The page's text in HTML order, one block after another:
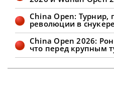
рейтинге,
China Open:
революции в
China Open 2026:
что перед крупным